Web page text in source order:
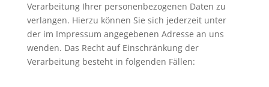
Verarbeitung Ihrer personenbezogenen Daten zu
verlangen. Hierzu können Sie sich jederzeit unter
der im Impressum angegebenen Adresse an uns
wenden. Das Recht auf Einschränkung der
Verarbeitung besteht in folgenden Fällen: